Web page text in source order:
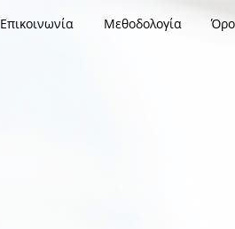
Επικοινωνία Μεθοδολογία